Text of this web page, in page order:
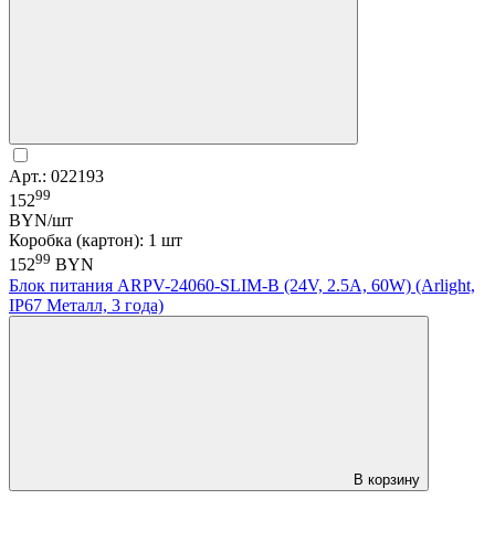
Арт.: 022193
15299
BYN/шт
Коробка (картон): 1 шт
15299 BYN
Блок питания ARPV-24060-SLIM-B (24V, 2.5A, 60W) (Arlight,
IP67 Металл, 3 года)
В корзину